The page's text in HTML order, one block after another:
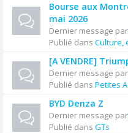
Bourse aux
mai 2026
Dernier message par
Publié dans Culture,
[A VENDRE]
Dernier message par
Publié dans Petites
BYD Denza Z
Dernier message par
Publié dans GTs